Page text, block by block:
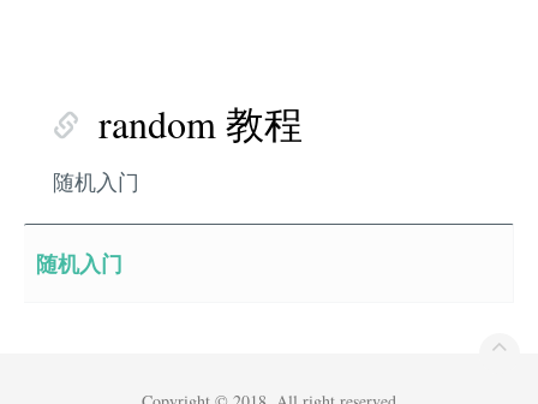
random 教程
随机入门
随机入门